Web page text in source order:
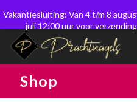
Shop
Vakantiesluiting: Van 4 t/m 8
juli 12:00 uur voor